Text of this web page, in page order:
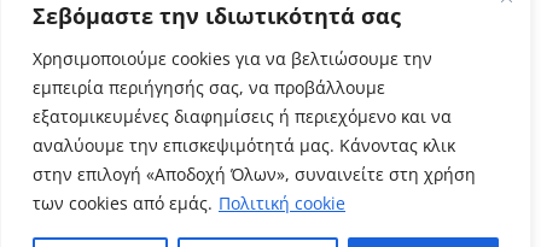
Σεβόμαστε την ιδιωτικότητά σας
Χρησιμοποιούμε cookies για να βελτιώσουμε την
εμπειρία περιήγησής σας, να προβάλλουμε
εξατομικευμένες διαφημίσεις ή περιεχόμενο και να
αναλύουμε την επισκεψιμότητά μας. Κάνοντας κλικ
στην επιλογή «Αποδοχή Όλων», συναινείτε στη χρήση
των cookies από εμάς. Πολιτική cookie